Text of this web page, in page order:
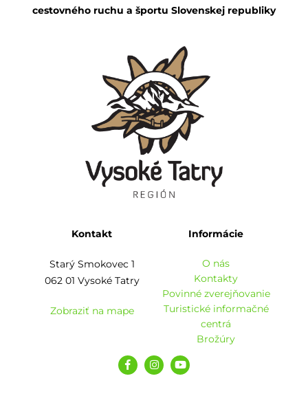
cestovného ruchu a športu Slovenskej republiky
Kontakt
Starý Smokovec 1
062 01 Vysoké Tatry
Zobraziť na mape
Informácie
O nás
Kontakty
Povinné zverejňovanie
Turistické informačné
centrá
Brožúry